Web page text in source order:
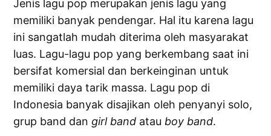
Jenis lagu pop merupakan jenis lagu yang
memiliki banyak pendengar. Hal itu karena lagu
ini sangatlah mudah diterima oleh masyarakat
luas. Lagu-lagu pop yang berkembang saat ini
bersifat komersial dan berkeinginan untuk
memiliki daya tarik massa. Lagu pop di
Indonesia banyak disajikan oleh penyanyi solo,
grup band dan girl band atau boy band.